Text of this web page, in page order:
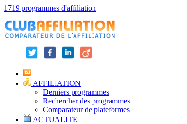
1719 programmes d'affiliation
AFFILIATION
Derniers programmes
Rechercher des programmes
Comparateur de plateformes
ACTUALITE